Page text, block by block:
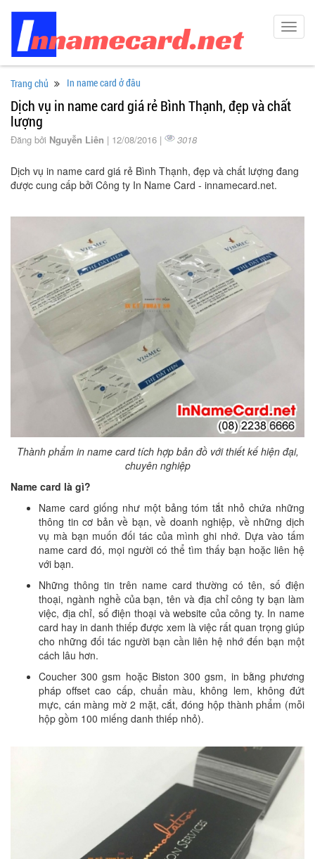
Trang chủ In name card ở đâu
Dịch vụ in name card giá rẻ Bình Thạnh, đẹp và chất
lượng
Đăng bởi Nguyễn Liên | 12/08/2016 | 3018
Dịch vụ in name card giá rẻ Bình Thạnh, đẹp và chất lượng đang
được cung cấp bởi Công ty In Name Card - innamecard.net.
Thành phẩm in name card tích hợp bản đồ với thiết kế hiện đại,
chuyên nghiệp
Name card là gì?
Name card giống như một bảng tóm tắt nhỏ chứa những
thông tin cơ bản về bạn, về doanh nghiệp, về những dịch
vụ mà bạn muốn đối tác của mình ghi nhớ. Dựa vào tấm
name card đó, mọi người có thể tìm thấy bạn hoặc liên hệ
với bạn.
Những thông tin trên name card thường có tên, số điện
thoại, ngành nghề của bạn, tên và địa chỉ công ty bạn làm
việc, địa chỉ, số điện thoại và website của công ty. In name
card hay in danh thiếp được xem là việc rất quan trọng giúp
cho những đối tác người bạn cần liên hệ nhớ đến bạn một
cách lâu hơn.
Coucher 300 gsm hoặc Biston 300 gsm, in bằng phương
pháp offset cao cấp, chuẩn màu, không lem, không đứt
mực, cán màng mờ 2 mặt, cắt, đóng hộp thành phẩm (mỗi
hộp gồm 100 miếng danh thiếp nhỏ).